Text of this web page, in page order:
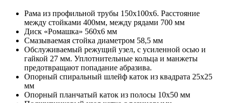
Рама из профильной трубы 150х100х6. Расстояние
между стойками 400мм, между рядами 700 мм
Диск «Ромашка» 560х6 мм
Смазываемая стойка диаметром 58,5 мм
Обслуживаемый режущий узел, с усиленной осью и
гайкой 27 мм. Уплотнительные кольца и манжеты
предотвращают попадание абразива.
Опорный спиральный шлейф каток из квадрата 25х25
мм
Опорный планчатый каток из полосы 10х50 мм